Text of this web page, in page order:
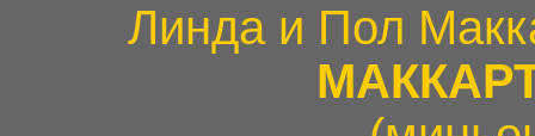
Линда и Пол